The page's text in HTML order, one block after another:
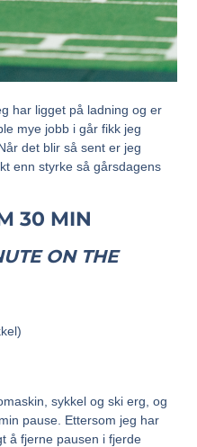
har ligget på ladning og er
mye jobb i går fikk jeg
det blir så sent er jeg
enn styrke så gårsdagens
30 MIN
ON THE
sykkel og ski erg, og
pause. Ettersom jeg har
å fjerne pausen i fjerde